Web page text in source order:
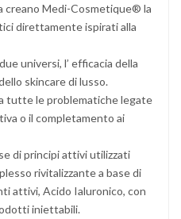
creano Medi-Cosmetique® la
direttamente ispirati alla
universi, l’ efficacia della
skincare di lusso.
tutte le problematiche legate
o il completamento ai
di principi attivi utilizzati
rivitalizzante a base di
attivi, Acido Ialuronico, con
iniettabili.